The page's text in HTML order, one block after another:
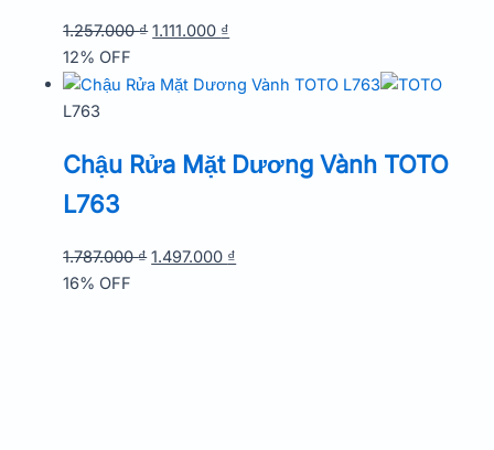
1.257.000₫ Giá
là:
1.111.000 ₫
tại
12% OFF
L763
Chậu Rửa Mặt Dương Vành TOTO
L763
1.787.000₫ Giá
1.497.000 ₫
16% OFF